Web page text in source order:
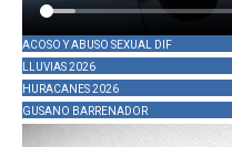
ACOSO Y ABUSO SEXUAL DIF
LLUVIAS 2026
HURACANES 2026
GUSANO BARRENADOR